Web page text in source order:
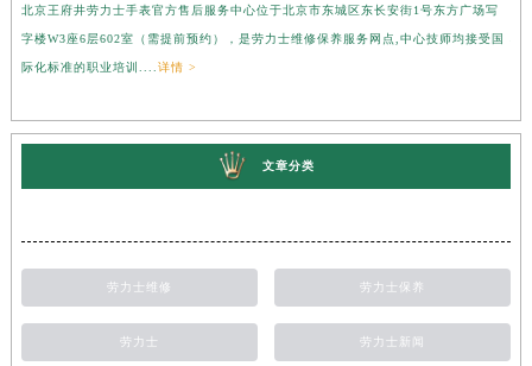
北京王府井劳力士手表官方售后服务中心位于北京市东城区东长安街1号东方广场写
字楼W3座6层602室（需提前预约），是劳力士维修保养服务网点,中心技师均接受国
际化标准的职业培训.... 详情 >
文章分类
劳力士维修 劳力士保养
劳力士 劳力士新闻